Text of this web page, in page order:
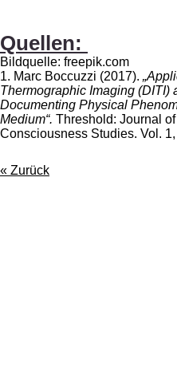
Quellen:
Bildquelle: freepik.com
1. Marc Boccuzzi (2017). „
Thermographic Imaging (DITI)
Documenting Physical
Medium“. Threshold: Journal
Consciousness Studies. Vol.
« Zurück